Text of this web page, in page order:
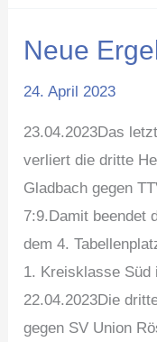
Neue
24. April 2023
23.04.2023Das
verliert die dritte
Gladbach gegen
7:9.Damit beendet
dem 4.
1. Kreisklasse Süd
22.04.2023Die
gegen SV Union
Neue